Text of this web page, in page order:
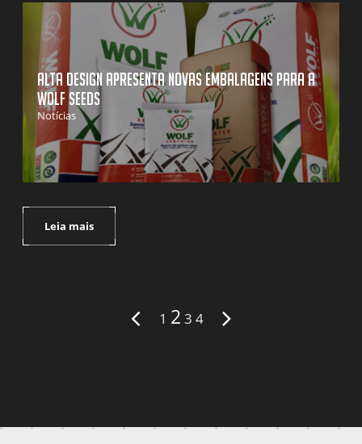
Alta Design apresenta novas embalagens para a
Wolf Seeds
Notícias
Leia mais
1 2 3 4